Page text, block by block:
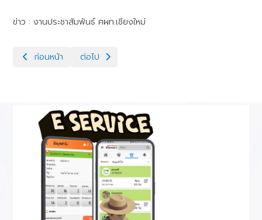
ข่าว : งานประชาสัมพันธ์ ศผท.เชียงใหม่
เนื้อหาก่อนหน้า: วันที่ 9 มีนาคม 2569 ศูนย์วิจัยฯ ผสมเทียมเชียงให
ก่อนหน้า เนื้อหาถัดไป: วันที่ 24 กุมภาพันธ์ 2569 ศูนย์ฯเชียง
ต่อไป